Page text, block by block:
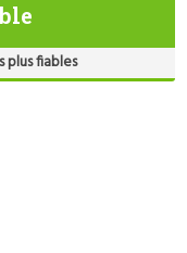
plus fiables